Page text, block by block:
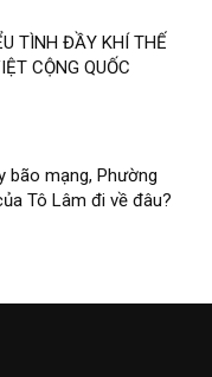
TÌNH ĐẦY KHÍ THẾ
CỘNG QUỐC
bão mạng, Phường
Tô Lâm đi về đâu?